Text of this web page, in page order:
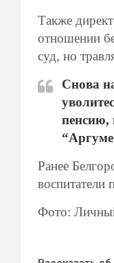
Также
отношении
суд, но
Снова
пенсию,
Ранее
воспитатели
Фото: